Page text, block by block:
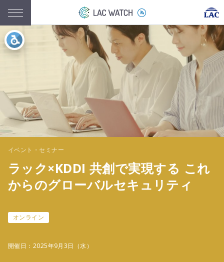
イベント・セミナー
ラック×KDDI 共創で実現する これ
からのグローバルセキュリティ
オンライン
開催日：2025年9月3日（水）